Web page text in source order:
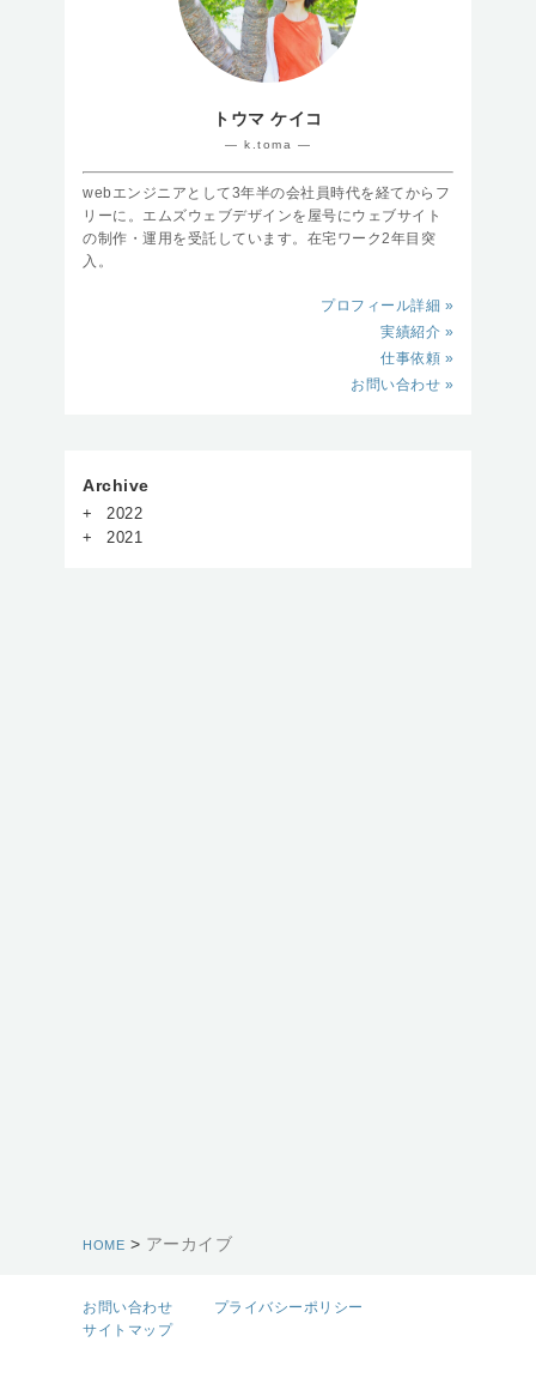
トウマ ケイコ
― k.toma ―
webエンジニアとして3年半の会社員時代を経てからフ
リーに。エムズウェブデザインを屋号にウェブサイト
の制作・運用を受託しています。在宅ワーク2年目突
入。
プロフィール詳細 »
実績紹介 »
仕事依頼 »
お問い合わせ »
Archive
2022
2021
HOME > アーカイブ
お問い合わせ
プライバシーポリシー
サイトマップ